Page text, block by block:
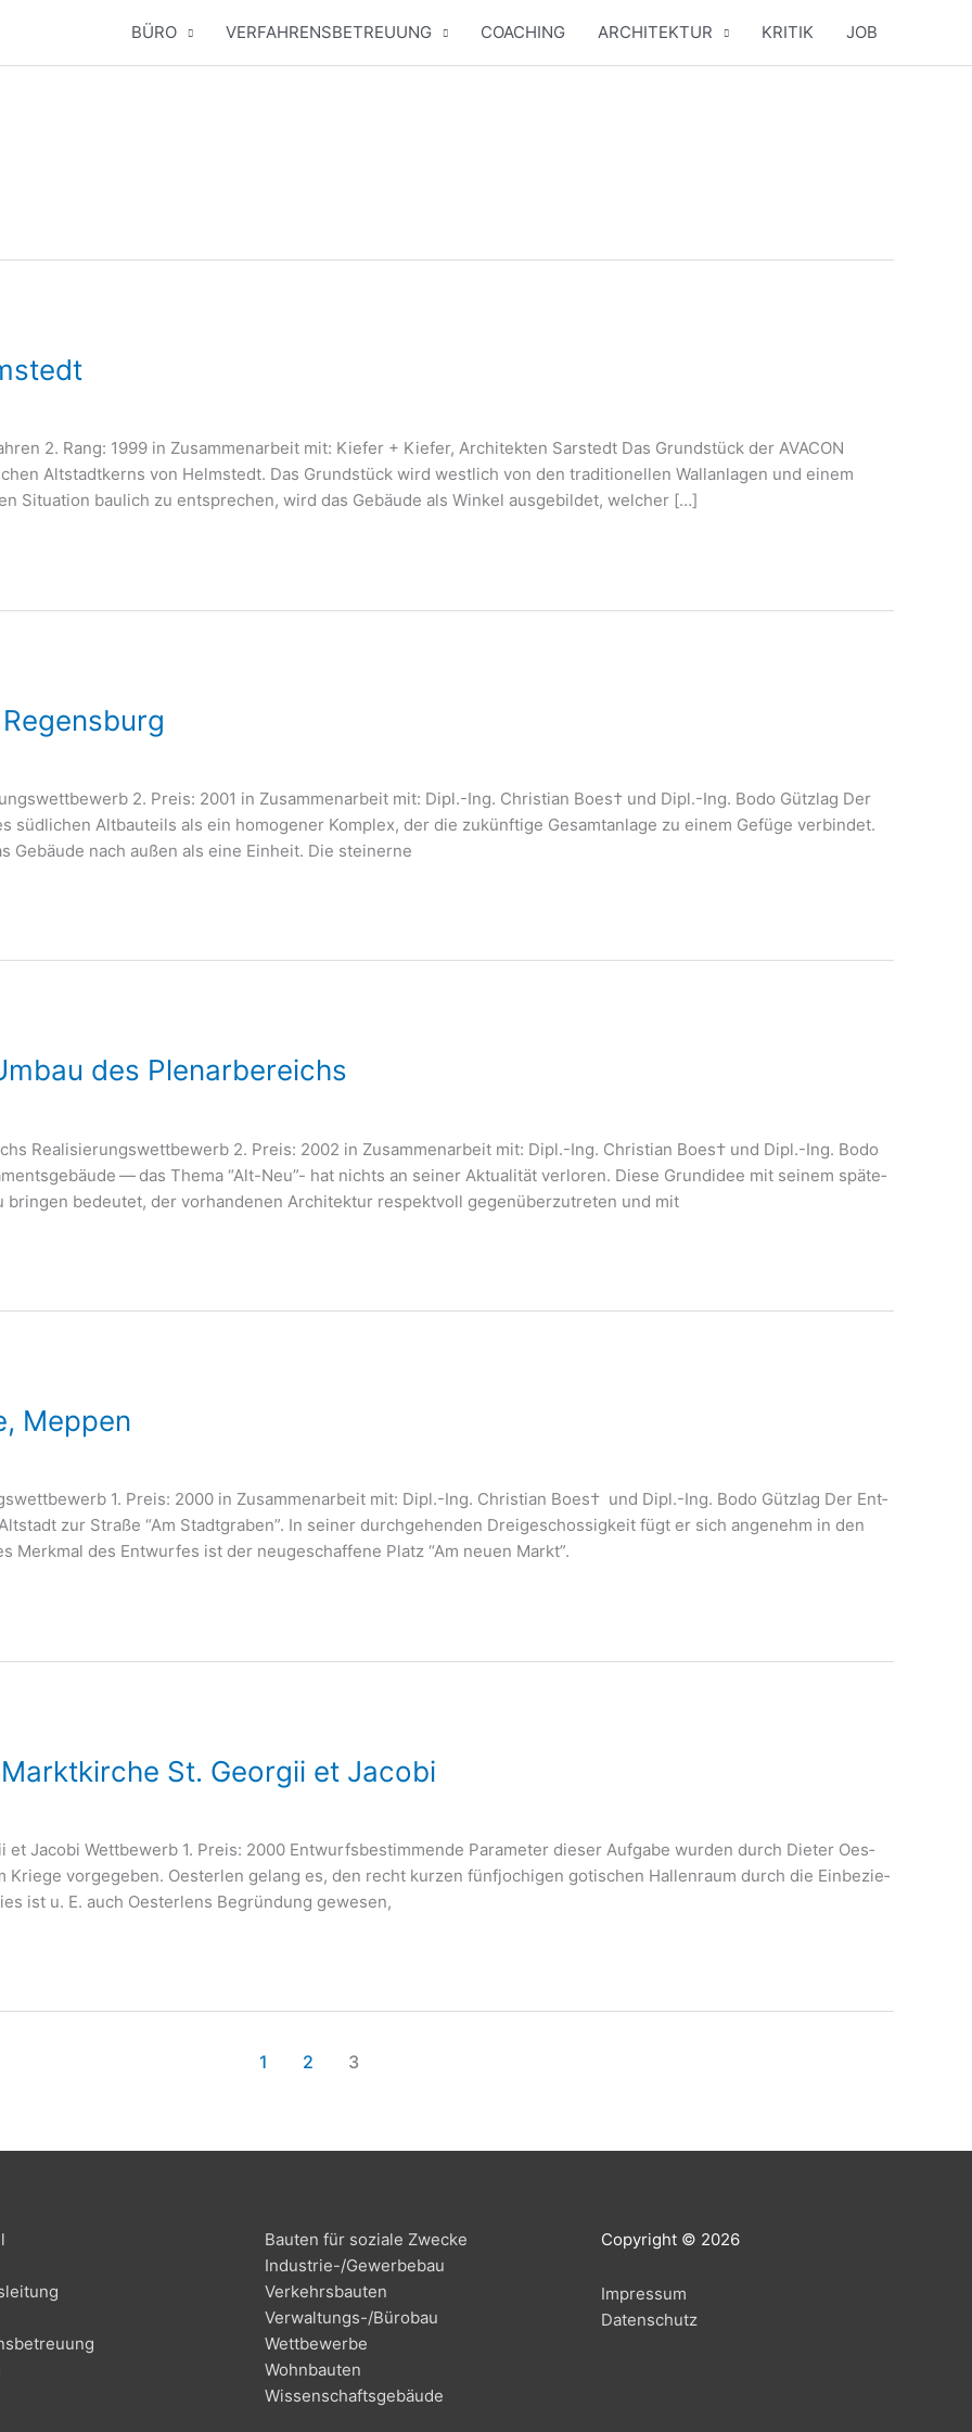
BÜRO VERFAHRENSBETREUUNG COACHING ARCHITEKTUR KRITIK JOB
2. Rang: 1999 in Zusam­men­ar­beit mit: Kie­fer + Kie­fer, Archi­tek­ten Sar­stedt Das Grund­stück der AVACON
Alt­stadt­kerns von Helm­stedt. Das Grund­stück wird west­lich von den tra­di­tio­nel­len Wall­an­la­gen und einem
Situa­ti­on bau­lich zu ent­spre­chen, wird das Gebäu­de als Win­kel aus­ge­bil­det, welcher […]
2. Preis: 2001 in Zusam­men­ar­beit mit: Dipl.-Ing. Chris­ti­an Boes† und Dipl.-Ing. Bodo Gütz­lag Der
Alt­bau­teils als ein homo­ge­ner Kom­plex, der die zukünf­ti­ge Gesamt­an­la­ge zu einem Gefü­ge ver­bin­det.
Gebäu­de nach außen als eine Ein­heit. Die steinerne
des Plenarbereichs
Rea­li­sie­rungs­wett­be­werb 2. Preis: 2002 in Zusam­men­ar­beit mit: Dipl.-Ing. Chris­ti­an Boes† und Dipl.-Ing. Bodo
— das The­ma “Alt-Neu”- hat nichts an sei­ner Aktua­li­tät ver­lo­ren. Die­se Grund­idee mit sei­nem spä­te­
brin­gen bedeu­tet, der vor­han­de­nen Archi­tek­tur respekt­voll gegen­über­zu­tre­ten und mit
Meppen
1. Preis: 2000 in Zusam­men­ar­beit mit: Dipl.-Ing. Chris­ti­an Boes† und Dipl.-Ing. Bodo Gütz­lag Der Ent­
zur Stra­ße “Am Stadt­gra­ben”. In sei­ner durch­ge­hen­den Drei­ge­schos­sig­keit fügt er sich ange­nehm in den
Merk­mal des Ent­wur­fes ist der neu­ge­schaf­fe­ne Platz “Am neu­en Markt”.
St. Georgii et Jacobi
Jaco­bi Wett­be­werb 1. Preis: 2000 Ent­wurfs­be­stim­men­de Para­me­ter die­ser Auf­ga­be wur­den durch Die­ter Oes­
Krie­ge vor­ge­ge­ben. Oes­ter­len gelang es, den recht kur­zen fünf­jochi­gen goti­schen Hal­len­raum durch die Ein­be­zie­
ist u. E. auch Oes­ter­lens Begrün­dung gewesen,
1 2 3
Bau­ten für sozia­le Zwecke
Indus­trie-/Ge­wer­be­bau
Ver­kehrs­bau­ten
Ver­wal­tungs-/Bü­ro­bau
Wett­be­wer­be
Wohn­bau­ten
Wis­sen­schafts­ge­bäu­de
Copy­right © 2026
Impres­sum
Daten­schutz